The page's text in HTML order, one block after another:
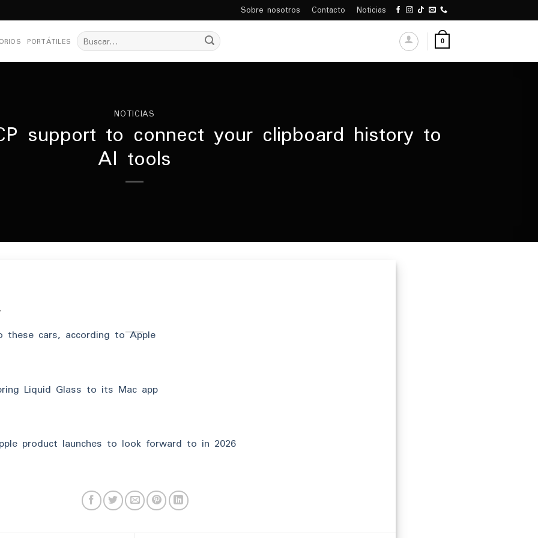
Sobre nosotros Contacto Noticias
PORTÁTILES Buscar
por: 0
NOTICIAS
support to connect your clipboard history to
AI tools
these cars, according to Apple
Liquid Glass to its Mac app
product launches to look forward to in 2026